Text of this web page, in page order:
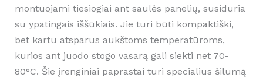
montuojami tiesiogiai ant saulės panelių, susiduria
su ypatingais iššūkiais. Jie turi būti kompaktiški,
bet kartu atsparus aukštoms temperatūroms,
kurios ant juodo stogo vasarą gali siekti net 70-
80°C. Šie įrenginiai paprastai turi specialius šilumą